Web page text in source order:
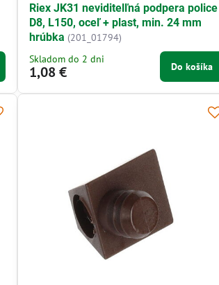
Riex JK31 neviditelľná podpera police
D8, L150, oceľ + plast, min. 24 mm
hrúbka (201_01794)
Skladom do 2 dni
1,08 € Do košíka